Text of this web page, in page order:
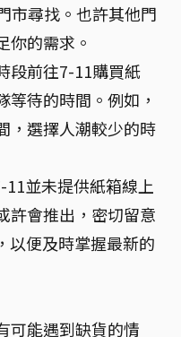
市尋找。也許其他門
你的需求。
段前往7-11購買紙
待的時間。例如，
，選擇人潮較少的時
11並未提供紙箱線上
許會推出，密切留意
以便及時掌握最新的
可能遇到缺貨的情